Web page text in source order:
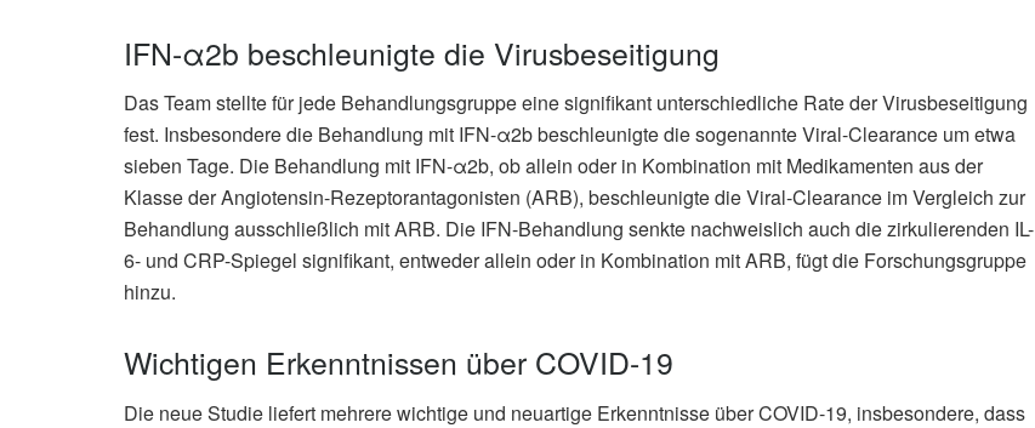
IFN-α2b beschleunigte die Virusbeseitigung
Das Team stellte für jede Behandlungsgruppe eine signifikant unterschiedliche Rate der Virusbeseitigung
fest. Insbesondere die Behandlung mit IFN-α2b beschleunigte die sogenannte Viral-Clearance um etwa
sieben Tage. Die Behandlung mit IFN-α2b, ob allein oder in Kombination mit Medikamenten aus der
Klasse der Angiotensin-Rezeptorantagonisten (ARB), beschleunigte die Viral-Clearance im Vergleich zur
Behandlung ausschließlich mit ARB. Die IFN-Behandlung senkte nachweislich auch die zirkulierenden IL-
6- und CRP-Spiegel signifikant, entweder allein oder in Kombination mit ARB, fügt die Forschungsgruppe
hinzu.
Wichtigen Erkenntnissen über COVID-19
Die neue Studie liefert mehrere wichtige und neuartige Erkenntnisse über COVID-19, insbesondere, dass